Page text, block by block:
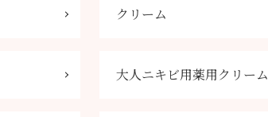
クリーム
大人ニキビ用薬用クリーム